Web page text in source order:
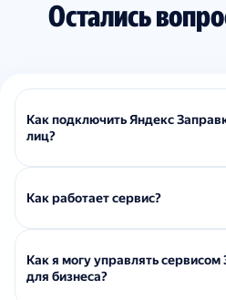
Остались
Как подключить Яндекс
лиц?
Как работает сервис?
Как я могу управлять сервисом
для бизнеса?